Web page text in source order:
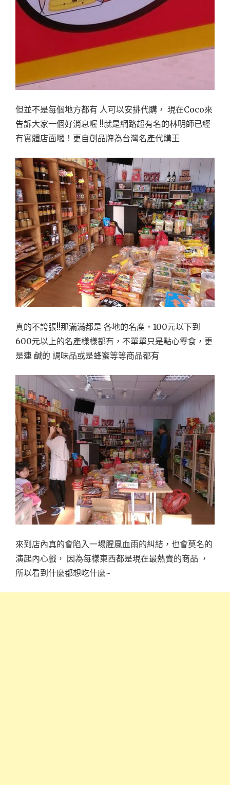
但並不是每個地方都有 人可以安排代購， 現在Coco來
告訴大家一個好消息喔 !!就是網路超有名的林明師已經
有實體店面囉！更自創品牌為台灣名產代購王
真的不誇張!!那滿滿都是 各地的名產，100元以下到
600元以上的名產樣樣都有，不單單只是點心零食，更
是連 鹹的 調味品或是蜂蜜等等商品都有
來到店內真的會陷入一場腥風血雨的糾結，也會莫名的
演起內心戲， 因為每樣東西都是現在最熱賣的商品 ，
所以看到什麼都想吃什麼~